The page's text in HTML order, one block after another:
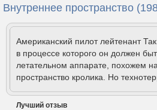
Внутреннее пространство
Американский пилот лейтенант
в процессе которого он должен
летательном аппарате, похожем
пространство кролика. Но
Лучший отзыв